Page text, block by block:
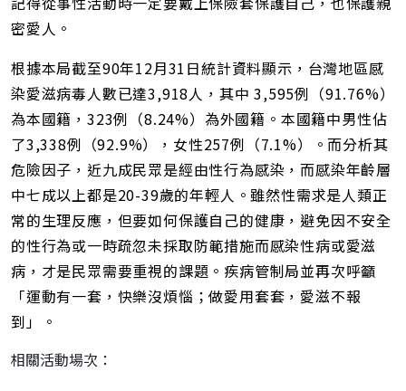
密愛人。
根據本局截至90年12月31日統計資料顯示，台灣地區感
染愛滋病毒人數已達3,918人，其中 3,595例（91.76%）
為本國籍，323例（8.24%）為外國籍。本國籍中男性佔
了3,338例（92.9%），女性257例（7.1%）。而分析其
危險因子，近九成民眾是經由性行為感染，而感染年齡層
中七成以上都是20-39歲的年輕人。雖然性需求是人類正
常的生理反應，但要如何保護自己的健康，避免因不安全
的性行為或一時疏忽未採取防範措施而感染性病或愛滋
病，才是民眾需要重視的課題。疾病管制局並再次呼籲
「運動有一套，快樂沒煩惱；做愛用套套，愛滋不報
到」。
相關活動場次：